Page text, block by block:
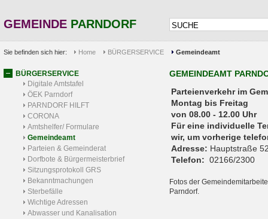
GEMEINDE PARNDORF
Sie befinden sich hier: Home BÜRGERSERVICE Gemeindeamt
BÜRGERSERVICE
Digitale Amtstafel
ÖEK Parndorf
PARNDORF HILFT
CORONA
Amtshelfer/ Formulare
Gemeindeamt
Parteien & Gemeinderat
Dorfbote & Bürgermeisterbrief
Sitzungsprotokoll GRS
Bekanntmachungen
Sterbefälle
Wichtige Adressen
Abwasser und Kanalisation
GEMEINDEAMT
Parteienverkehr
Montag bis Freitag
von 08.00 - 12.00 Uhr
Für eine individuelle
wir, um vorherige
Adresse: Hauptstraße
Telefon: 02166/2300
Fotos der
Parndorf.